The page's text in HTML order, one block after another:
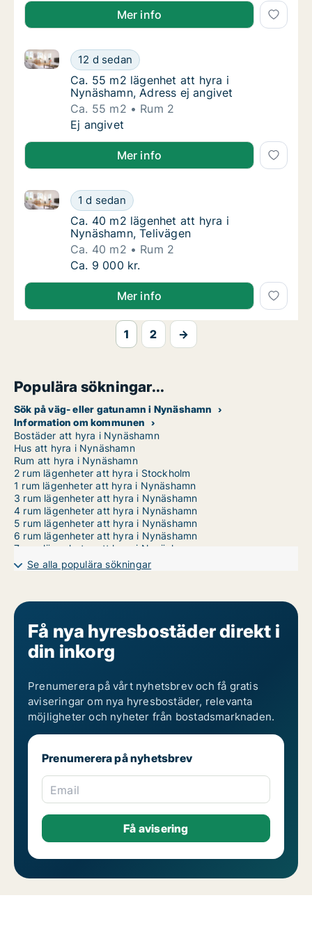
Mer info
Ca. 55 m2 lägenhet att hyra i Nynäshamn,
12 d sedan
Ca. 55 m2 lägenhet att hyra i Nynäshamn, Adress ej
Ca. 55 m2 lägenhet att hyra i Nynäshamn,
Ca. 55 m2 lägenhet att hyra i
Nynäshamn, Adress ej angivet
Ca. 55 m2
Rum 2
Ca. 55 m2 lägenhet att hyra i Nynäshamn,
Ej angivet
Mer info
Ca. 40 m2 lägenhet att hyra i Nynäshamn,
1 d sedan
Ca. 40 m2 lägenhet att hyra i Nynäshamn, Telivägen
Ca. 40 m2 lägenhet att hyra i Nynäshamn,
Ca. 40 m2 lägenhet att hyra i
Nynäshamn, Telivägen
Ca. 40 m2
Rum 2
Ca. 40 m2 lägenhet att hyra i Nynäshamn,
Ca. 9 000 kr.
Mer info
1 2 →
Populära sökningar...
Sök på väg- eller gatunamn i Nynäshamn
Information om kommunen
Bostäder att hyra i Nynäshamn
Hus att hyra i Nynäshamn
Rum att hyra i Nynäshamn
2 rum lägenheter att hyra i Stockholm
1 rum lägenheter att hyra i Nynäshamn
3 rum lägenheter att hyra i Nynäshamn
4 rum lägenheter att hyra i Nynäshamn
5 rum lägenheter att hyra i Nynäshamn
6 rum lägenheter att hyra i Nynäshamn
7 rum lägenheter att hyra i Nynäshamn
Se alla populära sökningar
Få nya hyresbostäder direkt i
din inkorg
Prenumerera på vårt nyhetsbrev och få gratis
aviseringar om nya hyresbostäder, relevanta
möjligheter och nyheter från bostadsmarknaden.
Prenumerera på nyhetsbrev
Email